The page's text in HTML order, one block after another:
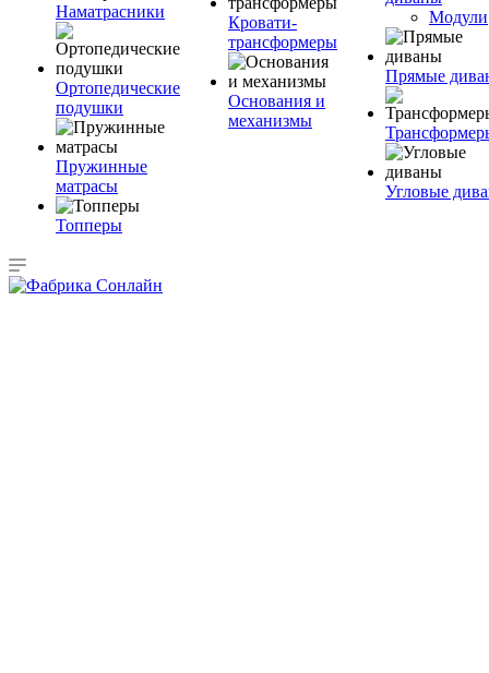
Наматрасники
Ортопедические
подушки
Пружинные
матрасы
Топперы
Кровати-
трансформеры
Основания и
механизмы
Модули
Прямые
Угловые